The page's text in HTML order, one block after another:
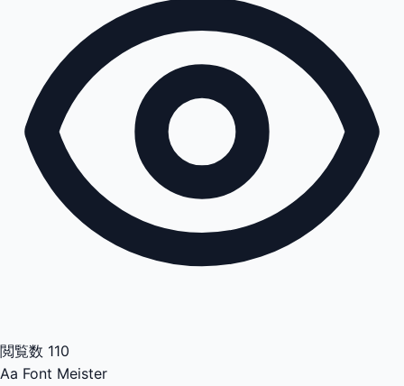
閲覧数 110
Aa Font Meister